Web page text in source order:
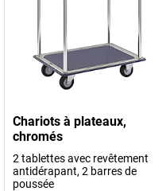
Chariots à plateaux,
chromés
2 tablettes avec revêtement
antidérapant, 2 barres de
poussée